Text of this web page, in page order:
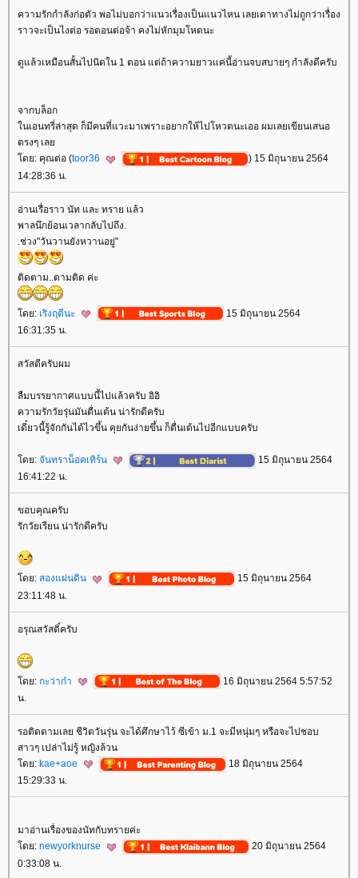
ความรักกำลังก่อตัว พอไม่บอกว่าแนวเรื่องเป็นแนวไหน เลยเดาทางไม่ถูกว่าเรื่อง
ราวจะเป็นไงต่อ รอตอนต่อจ้า คงไม่หักมุมโหดนะ
ดูแล้วเหมือนสั้นไปนิดใน 1 ตอน แต่ถ้าความยาวแค่นี้อ่านจบสบายๆ กำลังดีครับ
จากบล็อก
นเอนทรี่ล่าสุด ก็มีคนที่แวะมาเพราะอยากให้ไปโหวตนะเออ ผมเลยเขียนเสนอ
ตรงๆ เล
ดย: คุณต่อ (toor36
) 15 มิถุนายน 2564
14:28:36 น.
อ่านเรื่อราว นัท และ ทราย แล้ว
พาลนึกย้อนเวลากลับไปถึง.
.ช่วง"วันวานยังหวานอยู่"
ติดตาม..ตามติด ค่ะ
ดย: เริงฤดีนะ
15 มิถุนายน 2564
16:31:35 น.
สวัสดีครับผม
ลืมบรรยากาศแบบนี้ไปแล้วครับ อิอิ
ความรักวัยรุ่นมันตื่นเต้น น่ารักดีครับ
เดี๋ยวนี้รู้จักกันได้ไวขึ้น คุยกันง่ายขึ้น ก็ตื่นเต้นไปอีกแบบครับ
ดย: จันทราน็อคเทิร์น
15 มิถุนายน 2564
16:41:22 น.
ขอบคุณครับ
รักวัยเรียน น่ารักดีครับ
ดย: สองแผ่นดิน
15 มิถุนายน 2564
23:11:48 น.
อรุณสวัสดิ์ครับ
ดย: กะว่าก๋า
16 มิถุนายน 2564 5:57:52
น.
รอติดตามเลย ชีวิตวันรุ่น จะได้ศึกษาไว้ ซีเข้า ม.1 จะมีหนุ่มๆ หรือจะไปชอบ
สาวๆ เปล่าไม่รู้ หญิงล้วน
ดย: kae+aoe
18 มิถุนายน 2564
15:29:33 น.
มาอ่านเรื่องของนัทกับทรายค่ะ
ดย: newyorknurse
20 มิถุนายน 2564
0:33:08 น.